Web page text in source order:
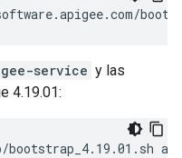
service y las
4.19.01:
bootstrap_4.19.01.sh